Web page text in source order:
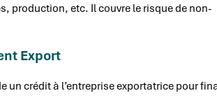
production, etc. Il couvre le risque de non-
Export
crédit à l’entreprise exportatrice pour